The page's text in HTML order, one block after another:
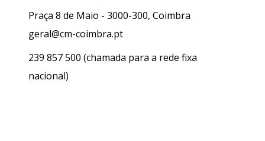
Praça 8 de Maio - 3000-300, Coimbra
geral@cm-coimbra.pt
239 857 500 (chamada para a rede fixa
nacional)